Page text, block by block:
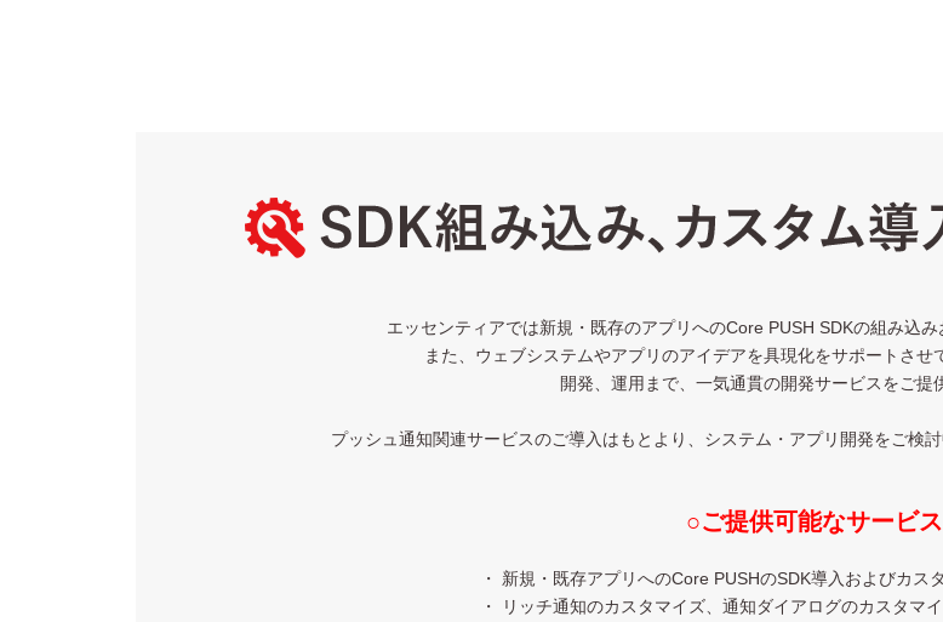
エッセンティアでは新規・既存のアプリへのCore PUSH SDKの組み込み
また、ウェブシステムやアプリのアイデアを具現化をサポートさせ
開発、運用まで、一気通貫の開発サービスをご提
プッシュ通知関連サービスのご導入はもとより、システム・アプリ開発をご検
○ご提供可能なサービス
・ 新規・既存アプリへのCore PUSHのSDK導入およびカス
・ リッチ通知のカスタマイズ、通知ダイアログのカスタマ